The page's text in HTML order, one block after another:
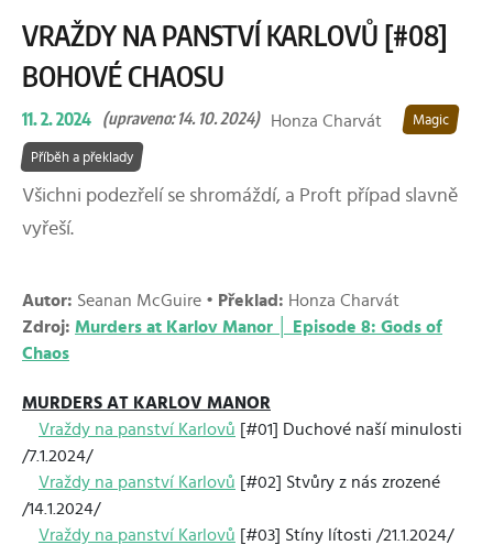
VRAŽDY NA PANSTVÍ KARLOVŮ [#08]
BOHOVÉ CHAOSU
11. 2. 2024 (upraveno: 14. 10. 2024) Honza Charvát Magic
Příběh a překlady
Všichni podezřelí se shromáždí, a Proft případ slavně
vyřeší.
Autor: Seanan McGuire • Překlad: Honza Charvát
Zdroj: Murders at Karlov Manor │ Episode 8: Gods of
Chaos
MURDERS AT KARLOV MANOR
Vraždy na panství Karlovů [#01] Duchové naší minulosti
/7.1.2024/
Vraždy na panství Karlovů [#02] Stvůry z nás zrozené
/14.1.2024/
Vraždy na panství Karlovů [#03] Stíny lítosti /21.1.2024/